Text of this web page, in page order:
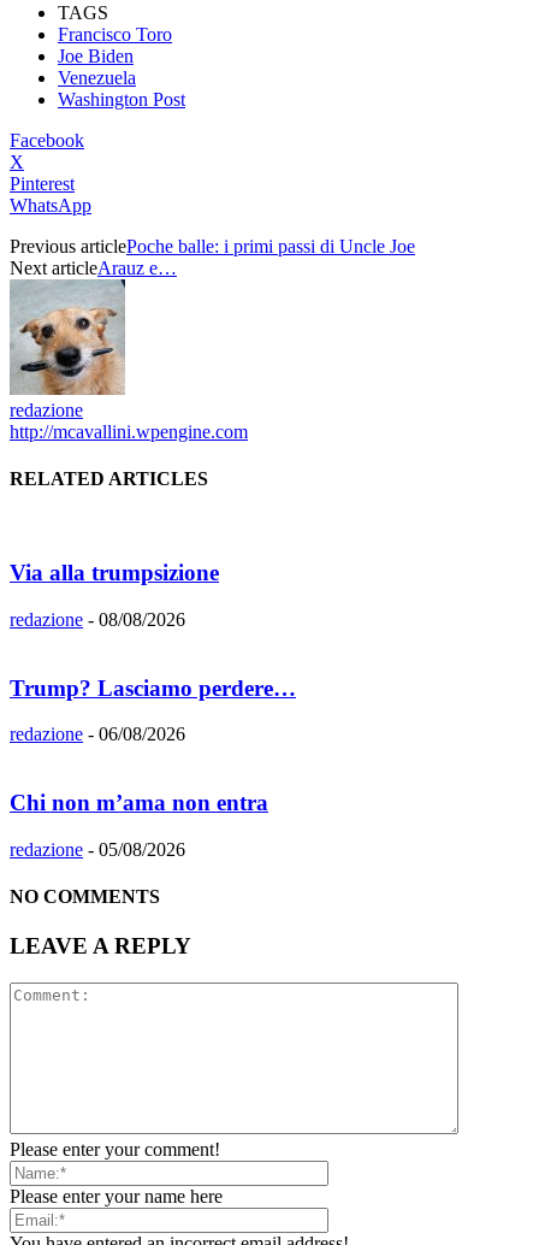
TAGS
Francisco Toro
Joe Biden
Venezuela
Washington Post
Facebook
X
Pinterest
WhatsApp
Previous articlePoche balle: i primi passi di Uncle Joe
Next articleArauz e…
redazione
http://mcavallini.wpengine.com
RELATED ARTICLES
Via alla trumpsizione
redazione - 08/08/2026
Trump? Lasciamo perdere…
redazione - 06/08/2026
Chi non m’ama non entra
redazione - 05/08/2026
NO COMMENTS
LEAVE A REPLY
Please enter your comment!
Please enter your name here